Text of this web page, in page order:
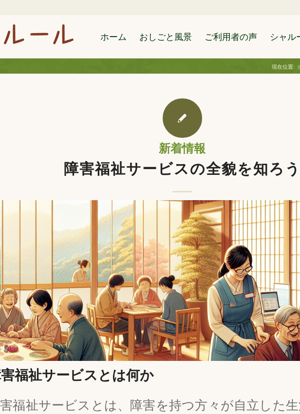
ホーム おしごと風景 ご利用者の声 シャル
現在位置:
新着情報
障害福祉サービスの全貌を知ろう
福祉サービスとは何か
福祉サービスとは、障害を持つ方々が自立した